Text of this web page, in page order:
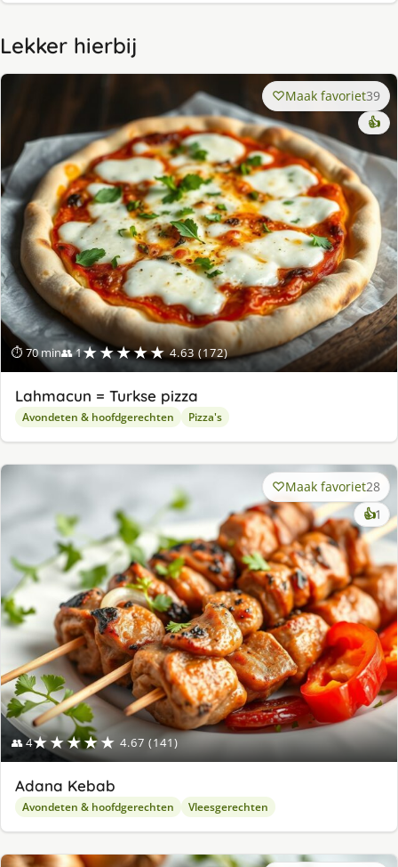
Lekker hierbij
⏱ 70 min👥 1★★★★★ 4.63 (172)
Maak favoriet39
👍
Lahmacun = Turkse pizza
Avondeten & hoofdgerechten Pizza's
👥 4★★★★★ 4.67 (141)
Maak favoriet28
👍1
Adana Kebab
Avondeten & hoofdgerechten Vleesgerechten